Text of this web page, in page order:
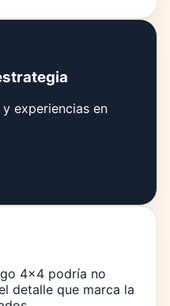
experiencias en
4×4 podría no
detalle que marca la